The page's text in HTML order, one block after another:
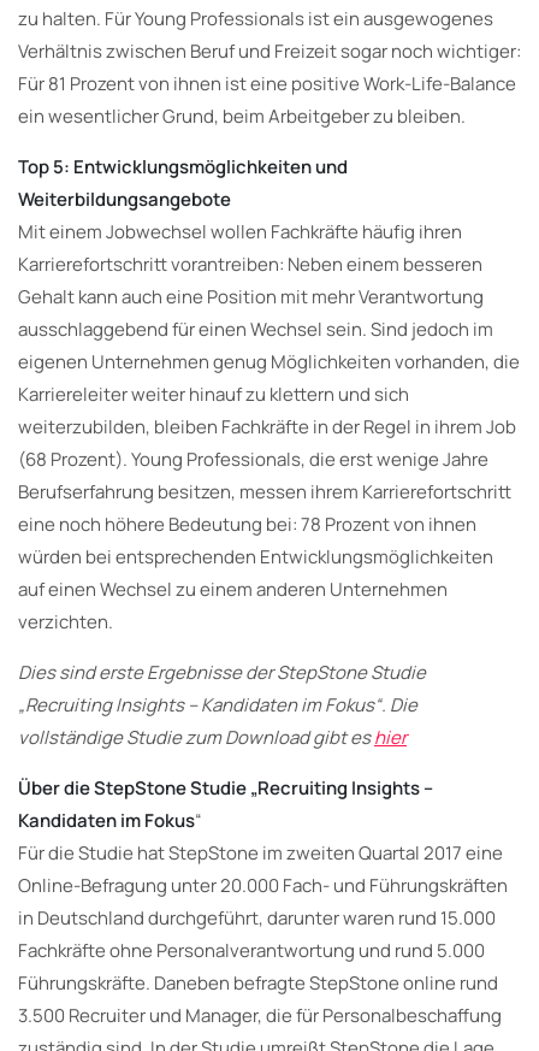
zu halten. Für Young Professionals ist ein ausgewogenes
Verhältnis zwischen Beruf und Freizeit sogar noch wichtiger:
Für 81 Prozent von ihnen ist eine positive Work-Life-Balance
ein wesentlicher Grund, beim Arbeitgeber zu bleiben.
Top 5: Entwicklungsmöglichkeiten und
Weiterbildungsangebote
Mit einem Jobwechsel wollen Fachkräfte häufig ihren
Karrierefortschritt vorantreiben: Neben einem besseren
Gehalt kann auch eine Position mit mehr Verantwortung
ausschlaggebend für einen Wechsel sein. Sind jedoch im
eigenen Unternehmen genug Möglichkeiten vorhanden, die
Karriereleiter weiter hinauf zu klettern und sich
weiterzubilden, bleiben Fachkräfte in der Regel in ihrem Job
(68 Prozent). Young Professionals, die erst wenige Jahre
Berufserfahrung besitzen, messen ihrem Karrierefortschritt
eine noch höhere Bedeutung bei: 78 Prozent von ihnen
würden bei entsprechenden Entwicklungsmöglichkeiten
auf einen Wechsel zu einem anderen Unternehmen
verzichten.
Dies sind erste Ergebnisse der StepStone Studie
„Recruiting Insights – Kandidaten im Fokus“. Die
vollständige Studie zum Download gibt eshier
Über die StepStone Studie „Recruiting Insights –
Kandidaten im Fokus“
Für die Studie hat StepStone im zweiten Quartal 2017 eine
Online-Befragung unter 20.000 Fach- und Führungskräften
in Deutschland durchgeführt, darunter waren rund 15.000
Fachkräfte ohne Personalverantwortung und rund 5.000
Führungskräfte. Daneben befragte StepStone online rund
3.500 Recruiter und Manager, die für Personalbeschaffung